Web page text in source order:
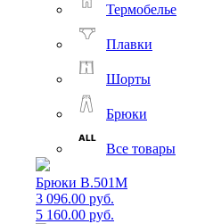
Термобелье
Плавки
Шорты
Брюки
Все товары
Брюки B.501M
3 096.00 руб.
5 160.00 руб.